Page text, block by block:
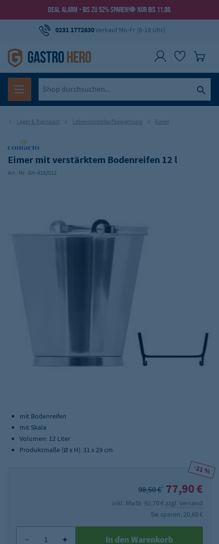
DEAL ALARM - BIS ZU 52% SPAREN! NUR BIS 11.08.
0231 1772630Verkauf Mo-Fr (8-18 Uhr)
Lager & Transport Lebensmittelaufbewahrung Eimer
Eimer mit verstärktem Bodenreifen 12 l
Art.-Nr.: GH-416/012
mit Bodenreifen
mit Skala
Volumen: 12 Liter
Produktmaße (Ø x H): 31 x 29 cm
-21 %
98,50 €2 77,90 €
inkl. MwSt. 92,70 € zzgl. Versand
Sie sparen: 20,60 €
In den Warenkorb